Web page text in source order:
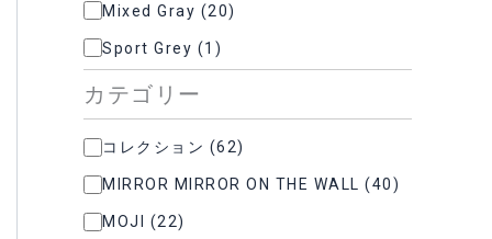
Mixed Gray (20)
Sport Grey (1 )
カテゴリー
カ
ー
コレクション (62)
MIRROR MIRROR ON THE WALL (40)
MOJI (22)